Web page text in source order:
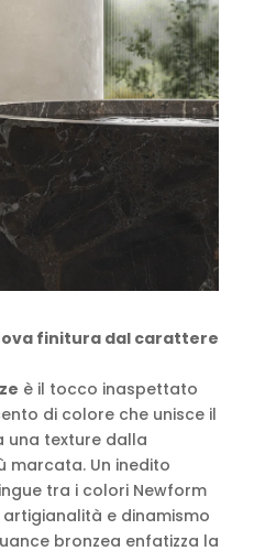
finitura dal carattere
è il tocco inaspettato
di colore che unisce il
una texture dalla
marcata. Un inedito
tra i colori Newform
e dinamismo
bronzea enfatizza la